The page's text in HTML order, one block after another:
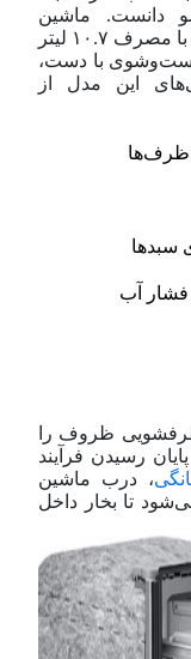
دانست. ماشین
ظرفشویی ۱۴ نفره سامسونگ D164W با مصرف ۱۰.۷ لیتر
شست‌و‌شوی با دست،
این مدل از
سبد‌ها
آب
ظروف را
رسیدن فرآیند
، درب ماشین
باز می‌شود تا بخار داخل